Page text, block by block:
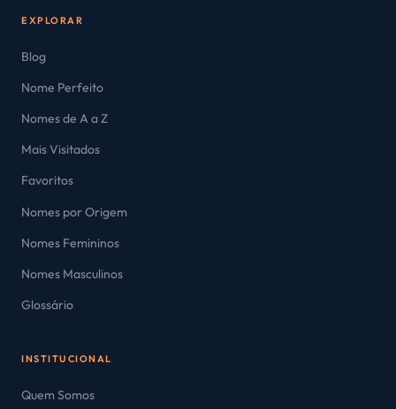
EXPLORAR
Blog
Nome Perfeito
Nomes de A a Z
Mais Visitados
Favoritos
Nomes por Origem
Nomes Femininos
Nomes Masculinos
Glossário
INSTITUCIONAL
Quem Somos